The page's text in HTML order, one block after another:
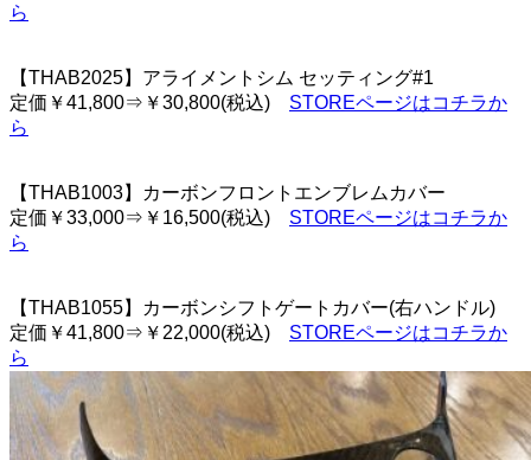
ら
【THAB2025】アライメントシム セッティング#1
定価￥41,800⇒￥30,800(税込) STOREページはコチラか
ら
【THAB1003】カーボンフロントエンブレムカバー
定価￥33,000⇒￥16,500(税込) STOREページはコチラか
ら
【THAB1055】カーボンシフトゲートカバー(右ハンドル)
定価￥41,800⇒￥22,000(税込) STOREページはコチラか
ら